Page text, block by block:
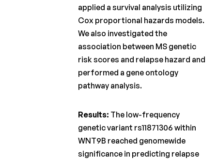
applied a survival analysis utilizing
Cox proportional hazards models.
We also investigated the
association between MS genetic
risk scores and relapse hazard and
performed a gene ontology
pathway analysis.
Results: The low-frequency
genetic variant rs11871306 within
WNT9B reached genomewide
significance in predicting relapse